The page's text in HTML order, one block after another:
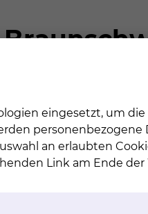
hier die Möglichkeit die
gleichzeitig eine
nicht
Leider ist dieses
auf. In
In der
zu
eingesetzt, um
an erlaubten
Link am Ende der